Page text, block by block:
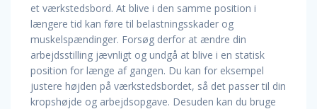
et værkstedsbord. At blive i den samme position i
længere tid kan føre til belastningsskader og
muskelspændinger. Forsøg derfor at ændre din
arbejdsstilling jævnligt og undgå at blive i en statisk
position for længe af gangen. Du kan for eksempel
justere højden på værkstedsbordet, så det passer til din
kropshøjde og arbejdsopgave. Desuden kan du bruge